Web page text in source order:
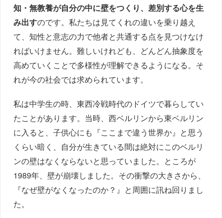
知・無教養が自分の中に壁をつくり、差別する心を生
み出すのです。私たちは見てくれの違いを乗り越え
て、知性と意志の力で他者と共通する点を見つけなけ
ればいけません。難しいけれども、どんどん抽象度を
高めていくことで多様性が理解できるようになる。そ
れが今の社会では求められています。
私は中学生の時、東西冷戦時代のドイツで暮らしてい
たことがあります。当時、西ベルリンから東ベルリン
に入ると、子供心にも『ここまで違う世界か』と思う
くらい暗く、自分が生きている間は絶対にこのベルリ
ンの壁はなくならないと思っていました。ところが
1989年、壁が崩壊しました。その衝撃の大きさから、
『なぜ壁がなくなったのか？』と周囲に訊ね回りまし
た。